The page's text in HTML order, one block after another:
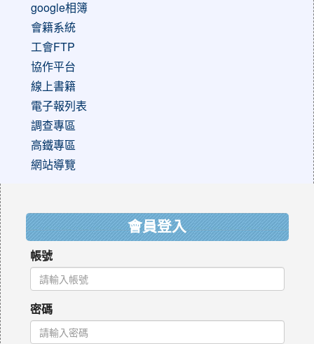
google相簿
會籍系統
工會FTP
協作平台
線上書籍
電子報列表
調查專區
高鐵專區
網站導覽
會員登入
帳號
密碼